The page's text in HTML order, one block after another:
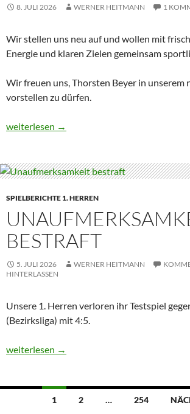
8. JULI 2026 WERNER HEITMANN 1
Wir stellen uns neu auf und wollen mit
Energie und klaren Zielen gemeinsam
Wir freuen uns, Thorsten Beyer in unserem
vorstellen zu dürfen.
Neuausrichtung im Liga-Team unserer
weiterlesen →
SPIELBERICHTE 1. HERREN
BESTRAFT
5. JULI 2026 WERNER HEITMANN
HINTERLASSEN
Unsere 1. Herren verloren ihr Testspiel
(Bezirksliga) mit 4:5.
Unaufmerksamkeit bestraft
weiterlesen →
Beitragsnavigation
1 2 … 254